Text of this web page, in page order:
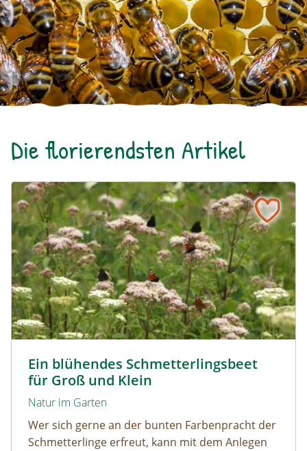
Die florierendsten Artikel
Ein blühendes Schmetterlingsbeet
für Groß und Klein
Natur im Garten
Wer sich gerne an der bunten Farbenpracht der
Schmetterlinge erfreut, kann mit dem Anlegen
Ein blühendes Schmetterlingsbeet für Groß und Klein